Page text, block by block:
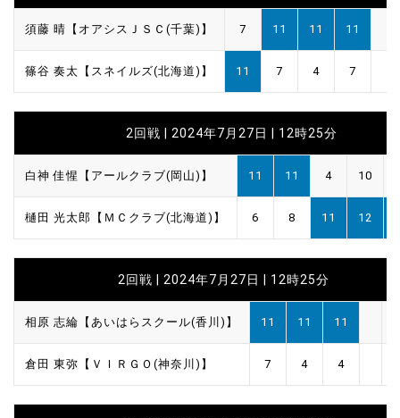
須藤 晴【オアシスＪＳＣ(千葉)】 7 11 11 11
篠谷 奏太【スネイルズ(北海道)】 11 7 4 7
2回戦 | 2024年7月27日 | 12時25分
白神 佳惺【アールクラブ(岡山)】 11 11 4 10
樋田 光太郎【ＭＣクラブ(北海道)】 6 8 11 12
2回戦 | 2024年7月27日 | 12時25分
相原 志綸【あいはらスクール(香川)】 11 11 11
倉田 東弥【ＶＩＲＧＯ(神奈川)】 7 4 4